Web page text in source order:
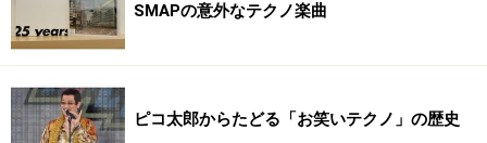
SMAPの意外なテクノ楽曲
ピコ太郎からたどる「お笑いテクノ」の歴史